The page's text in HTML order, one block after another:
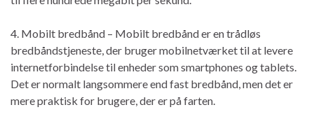
4. Mobilt bredbånd – Mobilt bredbånd er en trådløs
bredbåndstjeneste, der bruger mobilnetværket til at levere
internetforbindelse til enheder som smartphones og tablets.
Det er normalt langsommere end fast bredbånd, men det er
mere praktisk for brugere, der er på farten.